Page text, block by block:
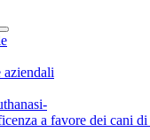
a favore dei cani di